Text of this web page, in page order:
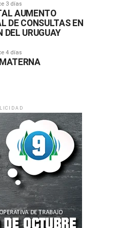
3 días
AUMENTO
DE CONSULTAS EN
DEL URUGUAY
4 días